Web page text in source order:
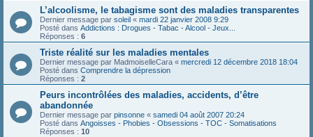
L’alcoolisme, le tabagisme sont des maladies transparentes
Dernier message par soleil « mardi 22 janvier 2008 9:29
Posté dans Addictions : Drogues - Tabac - Alcool - Jeux...
Réponses : 6
Triste réalité sur les maladies mentales
Dernier message par MadmoiselleCara « mercredi 12 décembre 2018 18:04
Posté dans Comprendre la dépression
Réponses : 2
Peurs incontrôlées des maladies, accidents, d’être
abandonnée
Dernier message par pinsonne « samedi 04 août 2007 20:24
Posté dans Angoisses - Phobies - Obsessions - TOC - Somatisations
Réponses : 10